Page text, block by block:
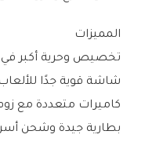
المميزات
تخصيص وحرية أكبر في
شاشة قوية جدًا
كاميرات متعددة مع
بطارية جيدة وشحن